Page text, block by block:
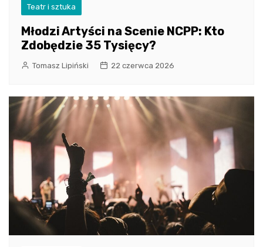
Teatr i sztuka
Młodzi Artyści na Scenie NCPP: Kto
Zdobędzie 35 Tysięcy?
Tomasz Lipiński 22 czerwca 2026